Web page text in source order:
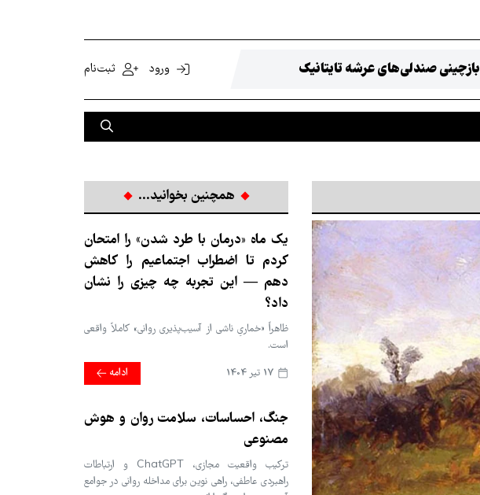
بازچینی صندلی‌های عرشه تایتانیک ورود ثبت‌نام
همچنین بخوانید...
یک ماه «درمان با طرد شدن» را امتحان
کردم تا اضطراب اجتماعیم را کاهش
دهم — این تجربه چه چیزی را نشان
داد؟
ظاهراً «خماریِ ناشی از آسیب‌پذیری روانی» کاملاً واقعی
است.
ادامه
جنگ، احساسات، سلامت روان و هوش
مصنوعی
ترکیب واقعیت مجازی، ChatGPT و ارتباطات
راهبردی عاطفی، راهی نوین برای مداخله روانی در جوامع